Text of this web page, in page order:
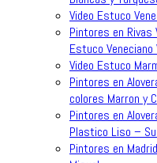
Video Estuco
Pintores en Rivas
Estuco Veneciano
Video Estuco
Pintores en
colores Marron y
Pintores en
Plastico Liso –
Pintores en